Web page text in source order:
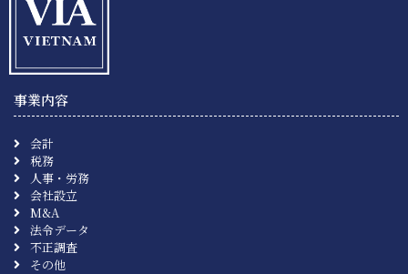
事業内容
会計
税務
人事・労務
会社設立
M&A
法令データ
不正調査
その他